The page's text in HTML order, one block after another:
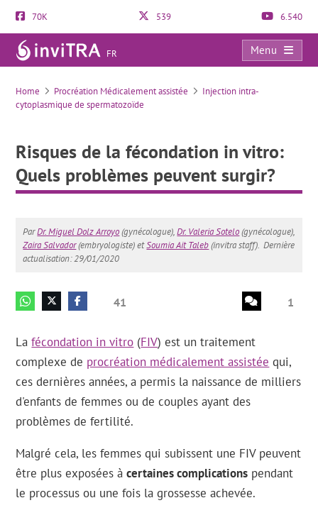
70K 539 6.540
FR
Menu
Risques de la fécondation in vitro: Quels problèmes peuvent surgir?
Home Procréation Médicalement assistée
Injection intra-
cytoplasmique de spermatozoïde
Risques de la fécondation in vitro:
Quels problèmes peuvent surgir?
ParDr. Miguel Dolz Arroyo(gynécologue),Dr. Valeria Sotelo(gynécologue),
Zaira Salvador(embryologiste) etSoumia Ait Taleb(invitra staff). Dernière
actualisation: 29/01/2020
41 1
Lafécondation in vitro (FIV) est un traitement
complexe de procréation médicalement assistée qui,
ces dernières années, a permis la naissance de milliers
d'enfants de femmes ou de couples ayant des
problèmes de fertilité.
Malgré cela, les femmes qui subissent une FIV peuvent
être plus exposées àcertaines complications pendant
le processus ou une fois la grossesse achevée.